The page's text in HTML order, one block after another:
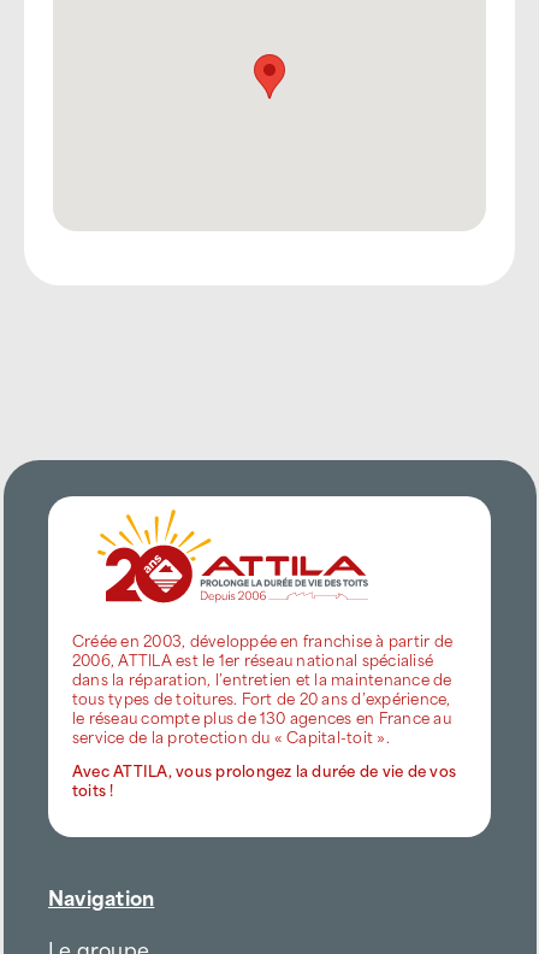
Créée en 2003, développée en franchise à partir de
2006, ATTILA est le 1er réseau national spécialisé
dans la réparation, l’entretien et la maintenance de
tous types de toitures. Fort de 20 ans d’expérience,
le réseau compte plus de 130 agences en France au
service de la protection du « Capital-toit ».
Avec ATTILA, vous prolongez la durée de vie de vos
toits !
Navigation
Le groupe